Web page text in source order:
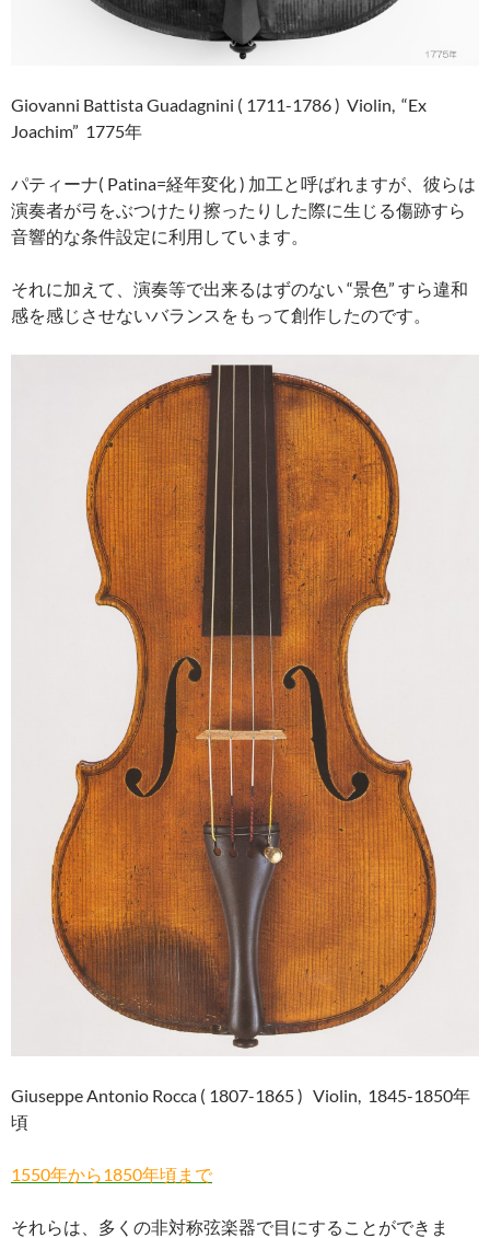
Giovanni Battista Guadagnini ( 1711-1786 ) Violin, “Ex
Joachim” 1775年
パティーナ( Patina=経年変化 ) 加工と呼ばれますが、彼らは
演奏者が弓をぶつけたり擦ったりした際に生じる傷跡すら
音響的な条件設定に利用しています。
それに加えて、演奏等で出来るはずのない “景色” すら違和
感を感じさせないバランスをもって創作したのです。
Giuseppe Antonio Rocca ( 1807-1865 ) Violin, 1845-1850年
頃
1550年から1850年頃まで
それらは、多くの非対称弦楽器で目にすることができま